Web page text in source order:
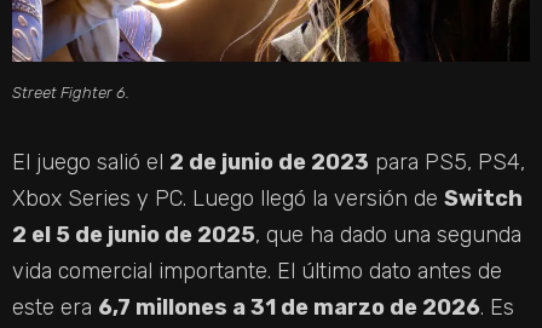
Street Fighter 6.
El juego salió el 2 de junio de 2023 para PS5, PS4,
Xbox Series y PC. Luego llegó la versión de Switch
2 el 5 de junio de 2025, que ha dado una segunda
vida comercial importante. El último dato antes de
este era 6,7 millones a 31 de marzo de 2026. Es